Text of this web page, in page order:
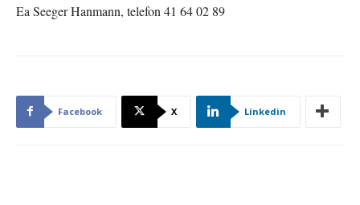
Ea Seeger Hanmann, telefon 41 64 02 89
Facebook X Linkedin